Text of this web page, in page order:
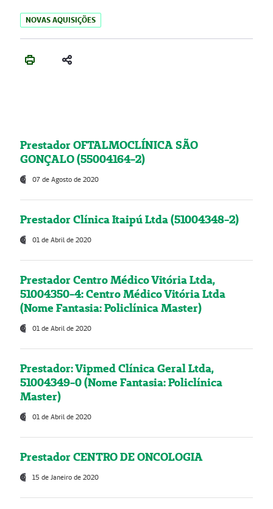
NOVAS AQUISIÇÕES
Prestador OFTALMOCLÍNICA SÃO
GONÇALO (55004164-2)
07 de Agosto de 2020
Prestador Clínica Itaipú Ltda (51004348-2)
01 de Abril de 2020
Prestador Centro Médico Vitória Ltda,
51004350-4: Centro Médico Vitória Ltda
(Nome Fantasia: Policlínica Master)
01 de Abril de 2020
Prestador: Vipmed Clínica Geral Ltda,
51004349-0 (Nome Fantasia: Policlínica
Master)
01 de Abril de 2020
Prestador CENTRO DE ONCOLOGIA
15 de Janeiro de 2020